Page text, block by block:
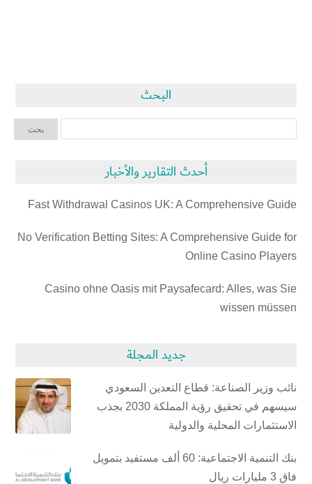
البحث
أحدث التقارير والأخبار
Fast Withdrawal Casinos UK: A Comprehensive Guide
No Verification Betting Sites: A Comprehensive Guide for
Online Casino Players
Casino ohne Oasis mit Paysafecard: Alles, was Sie
wissen müssen
جديد المجلة
نائب وزير الصناعة: قطاع التعدين السعودي
سيسهم في تحقيق رؤية المملكة 2030 بجذب
الاستثمارات المحلية والدولية
بنك التنمية الاجتماعية: 60 ألف مستفيد بتمويل
فاق 3 مليارات ريال